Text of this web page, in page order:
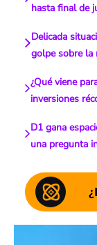
hasta final de
Delicada
golpe sobre la
¿Qué viene
inversiones
D1 gana
una pregunta